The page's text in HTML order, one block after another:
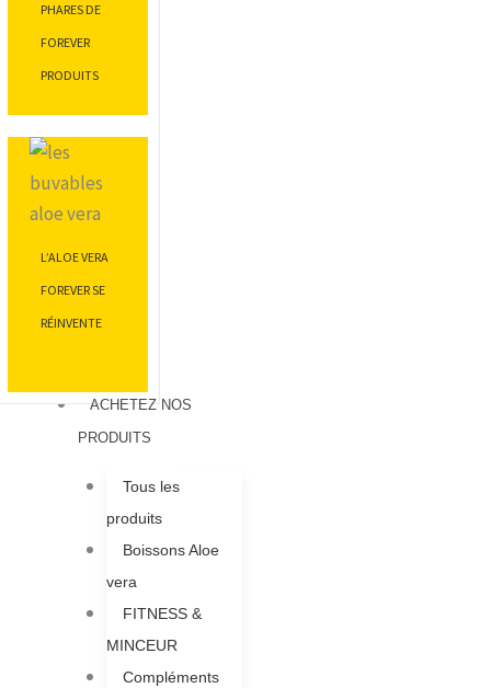
PHARES DE
FOREVER
PRODUITS
L’ALOE VERA
FOREVER SE
RÉINVENTE
ACHETEZ NOS
PRODUITS
Tous les
produits
Boissons Aloe
vera
FITNESS &
MINCEUR
Compléments